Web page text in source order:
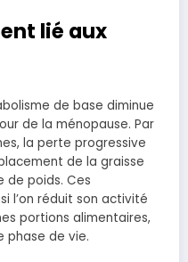
lié aux
de base diminue
de la ménopause. Par
la perte progressive
de la graisse
de poids. Ces
l’on réduit son activité
portions alimentaires,
phase de vie.